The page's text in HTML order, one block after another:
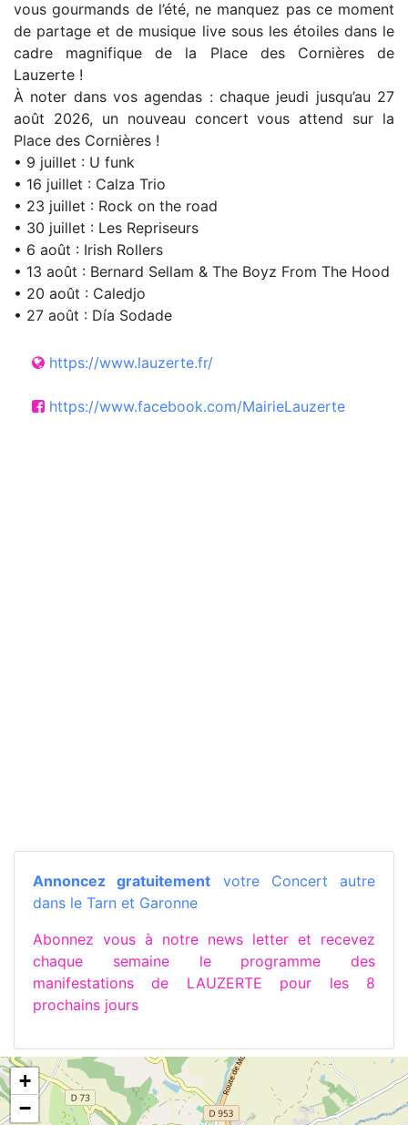
vous gourmands de l’été, ne manquez pas ce moment
de partage et de musique live sous les étoiles dans le
cadre magnifique de la Place des Cornières de
Lauzerte !
À noter dans vos agendas : chaque jeudi jusqu’au 27
août 2026, un nouveau concert vous attend sur la
Place des Cornières !
• 9 juillet : U funk
• 16 juillet : Calza Trio
• 23 juillet : Rock on the road
• 30 juillet : Les Repriseurs
• 6 août : Irish Rollers
• 13 août : Bernard Sellam & The Boyz From The Hood
• 20 août : Caledjo
• 27 août : Día Sodade
https://www.lauzerte.fr/
https://www.facebook.com/MairieLauzerte
Annoncez gratuitement votre Concert autre
dans le Tarn et Garonne
Abonnez vous à notre news letter et recevez
chaque semaine le programme des
manifestations de LAUZERTE pour les 8
prochains jours
+
−